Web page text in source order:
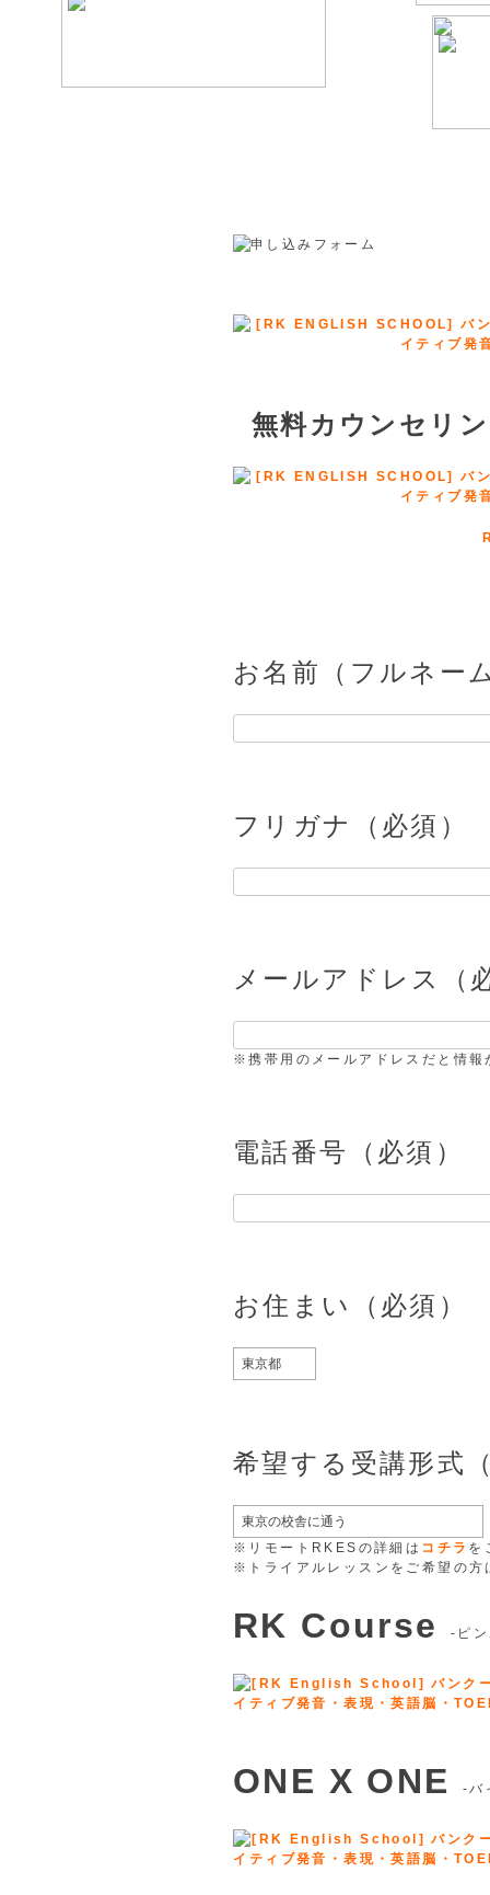
無料カウンセリ
お名前（フルネー
フリガナ（必須）
メールアドレス（
※携帯用のメールアドレスだと情報
電話番号（必須）
お住まい（必須）
希望する受講形式
※リモートRKESの詳細は コチラ を
※トライアルレッスンをご希望の方
RK Course -ピ
ONE X ONE -バ